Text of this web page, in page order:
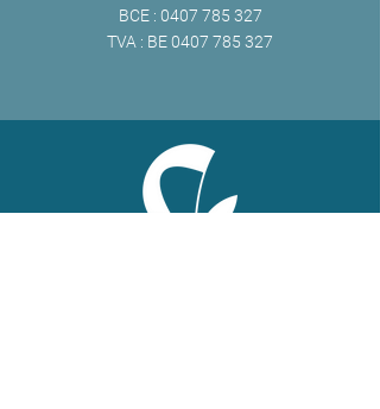
BCE : 0407 785 327
TVA : BE0407 785 327